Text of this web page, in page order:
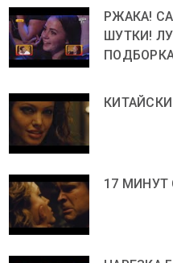
РЖАКА!
ШУТКИ!
17 МИНУТ